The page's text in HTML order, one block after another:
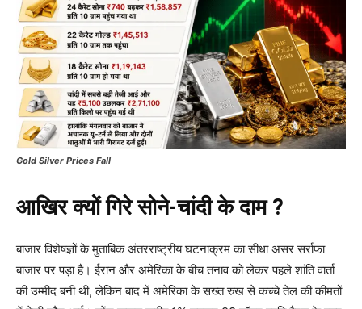
Gold Silver Prices Fall
आखिर क्यों गिरे सोने-चांदी के दाम ?
बाजार विशेषज्ञों के मुताबिक अंतरराष्ट्रीय घटनाक्रम का सीधा असर सर्राफा
बाजार पर पड़ा है। ईरान और अमेरिका के बीच तनाव को लेकर पहले शांति वार्ता
की उम्मीद बनी थी, लेकिन बाद में अमेरिका के सख्त रुख से कच्चे तेल की कीमतों